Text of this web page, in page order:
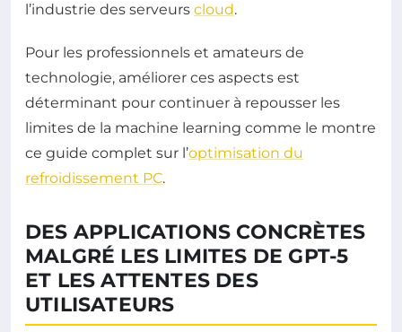
l’industrie des serveurs cloud.
Pour les professionnels et amateurs de
technologie, améliorer ces aspects est
déterminant pour continuer à repousser les
limites de la machine learning comme le montre
ce guide complet sur l’optimisation du
refroidissement PC.
DES APPLICATIONS CONCRÈTES
MALGRÉ LES LIMITES DE GPT-5
ET LES ATTENTES DES
UTILISATEURS